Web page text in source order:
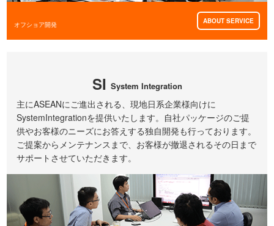
オフショア開発 ABOUT SERVICE
SI System Integration
主にASEANにご進出される、現地日系企業様向けに
SystemIntegrationを提供いたします。自社パッケージのご提
供やお客様のニーズにお答えする独自開発も行っております。
ご提案からメンテナンスまで、お客様が撤退されるその日まで
サポートさせていただきます。